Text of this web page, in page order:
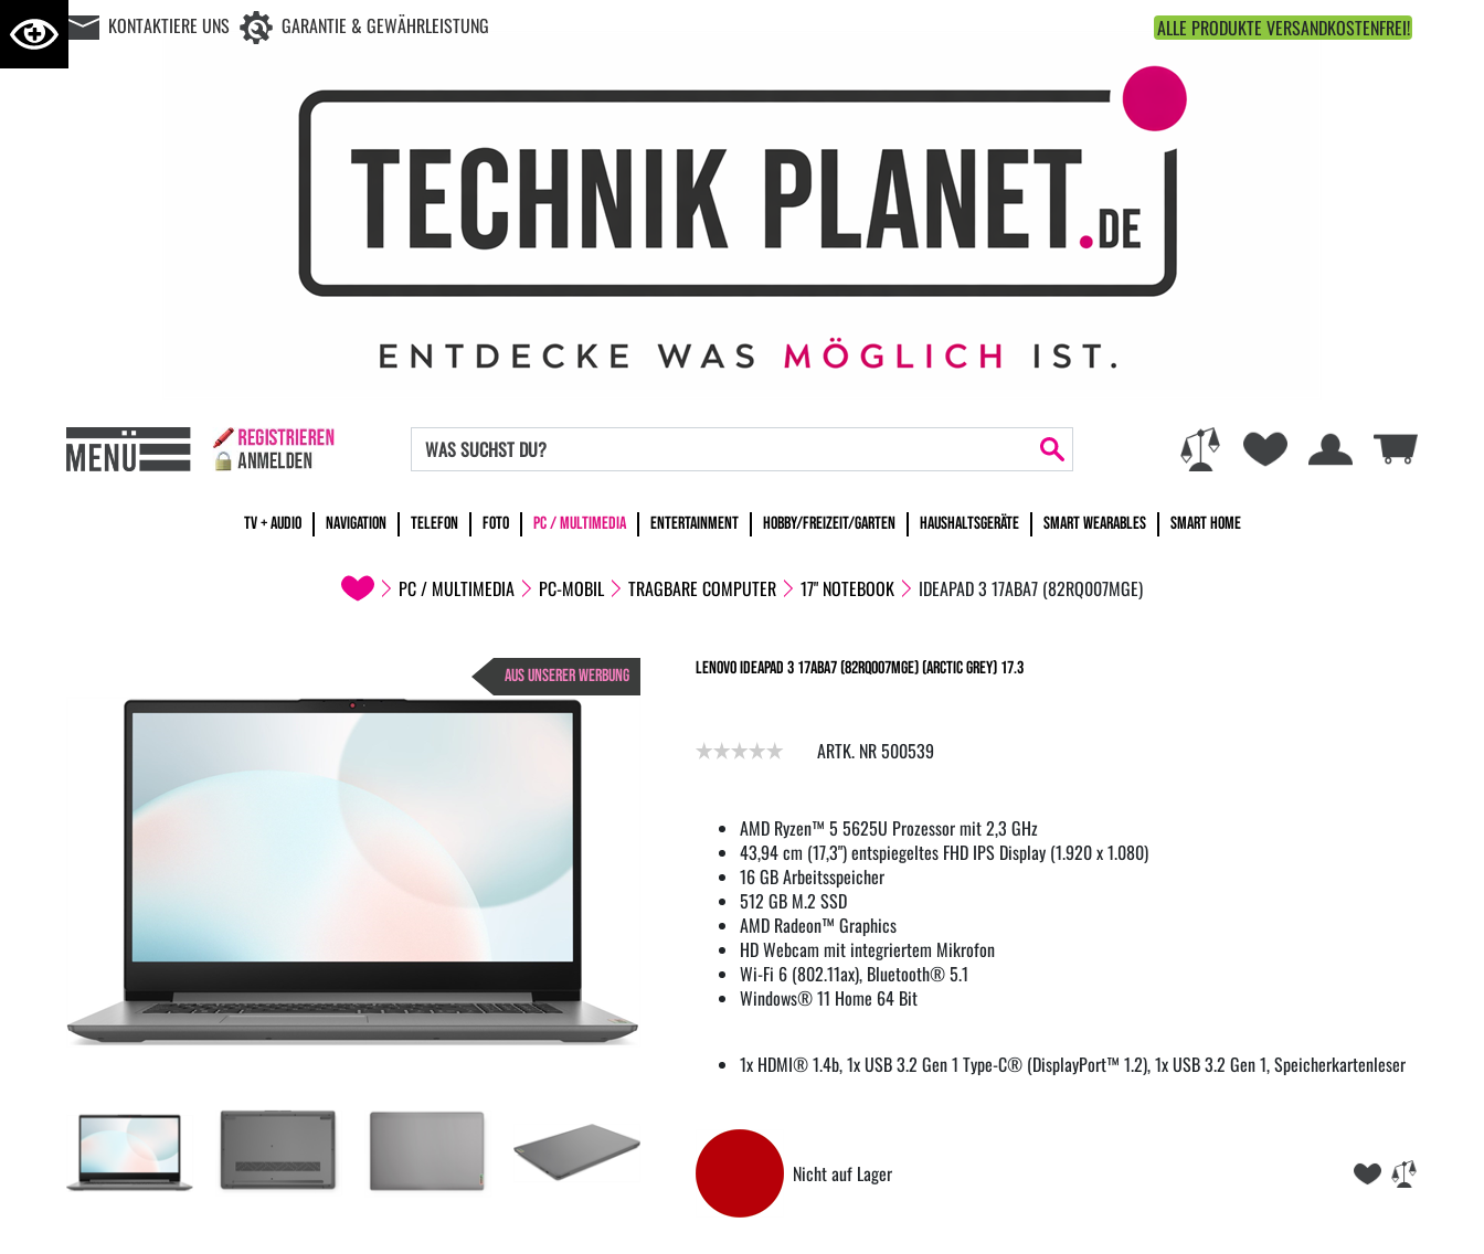
KONTAKTIERE UNS GARANTIE & GEWÄHRLEISTUNG ALLE PRODUKTE VERSANDKOSTENFREI!
TV + AUDIO NAVIGATION TELEFON FOTO PC / MULTIMEDIA ENTERTAINMENT HOBBY/FREIZEIT/GARTEN HAUSHALTSGERÄTE SMART WEARABLES SMART HOME
PC / MULTIMEDIA PC-MOBIL TRAGBARE COMPUTER 17" NOTEBOOK IDEAPAD 3 17ABA7 (82RQ007MGE)
AUS UNSERER WERBUNG Lenovo IdeaPad 3 17ABA7 (82RQ007MGE) (arctic grey) 17.3
ARTK. NR 500539
AMD Ryzen™ 5 5625U Prozessor mit 2,3 GHz
43,94 cm (17,3") entspiegeltes FHD IPS Display (1.920 x 1.080)
16 GB Arbeitsspeicher
512 GB M.2 SSD
AMD Radeon™ Graphics
HD Webcam mit integriertem Mikrofon
Wi-Fi 6 (802.11ax), Bluetooth® 5.1
Windows® 11 Home 64 Bit
1x HDMI® 1.4b, 1x USB 3.2 Gen 1 Type-C® (DisplayPort™ 1.2), 1x USB 3.2 Gen 1, Speicherkartenleser
Nicht auf Lager